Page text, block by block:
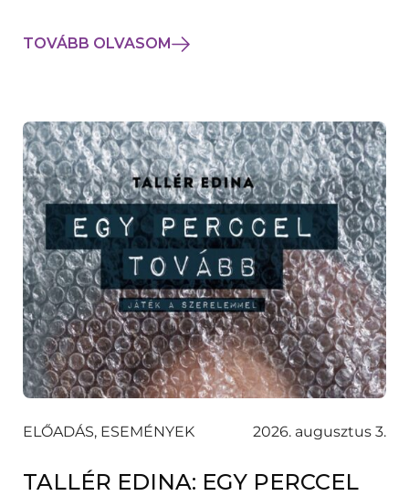
TOVÁBB OLVASOM
ELŐADÁS, ESEMÉNYEK 2026. augusztus 3.
TALLÉR EDINA: EGY PERCCEL